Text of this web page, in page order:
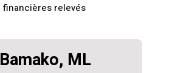
financières relevés
Bamako, ML